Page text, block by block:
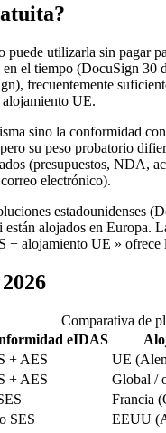
utilizarla sin pagar
el tiempo (DocuSign
frecuentemente
UE.
sino la conformidad
su peso probatorio
(presupuestos, NDA,
electrónico).
alojados en
alojamiento UE »
Comparativa de
eIDAS
+ AES UE
+ AES Global /
Francia
SES EEUU